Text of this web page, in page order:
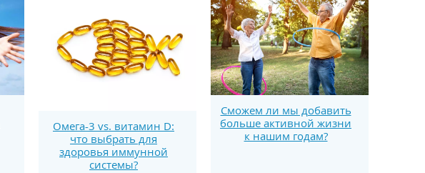
Омега-3 vs. витамин D:
что выбрать для
здоровья иммунной
системы?
Сможем ли мы добавить
больше активной жизни
к нашим годам?